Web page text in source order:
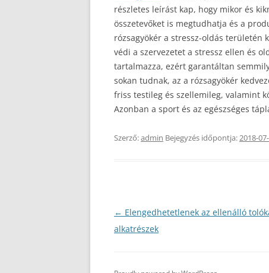
részletes leírást kap, hogy mikor és
összetevőket is megtudhatja és a
rózsagyökér a stressz-oldás területén
védi a szervezetet a stressz ellen és
tartalmazza, ezért garantáltan
sokan tudnak, az a rózsagyökér
friss testileg és szellemileg, valamint
Azonban a sport és az egészséges
Szerző:admin Bejegyzés időpontja:2018-
Bejegyzés
navigáció
← Elengedhetetlenek az ellenálló
alkatrészek